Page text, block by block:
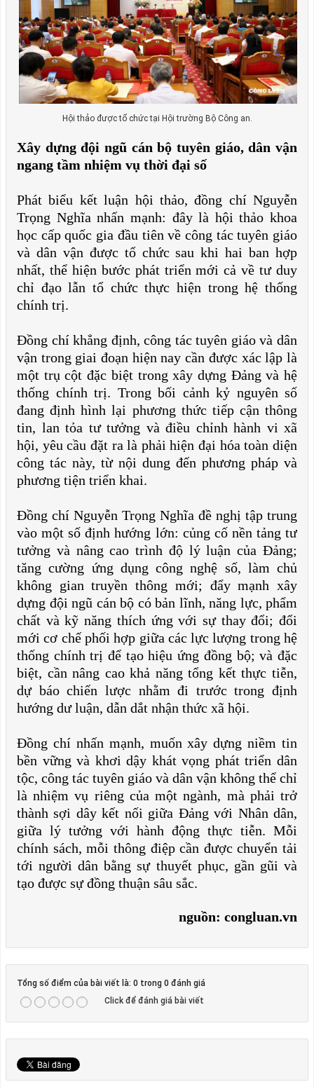
Hội thảo được tổ chức tại Hội trường Bộ Công an.
Xây dựng đội ngũ cán bộ tuyên giáo, dân vận
ngang tầm nhiệm vụ thời đại số
Phát biểu kết luận hội thảo, đồng chí Nguyễn
Trọng Nghĩa nhấn mạnh: đây là hội thảo khoa
học cấp quốc gia đầu tiên về công tác tuyên giáo
và dân vận được tổ chức sau khi hai ban hợp
nhất, thể hiện bước phát triển mới cả về tư duy
chỉ đạo lẫn tổ chức thực hiện trong hệ thống
chính trị.
Đồng chí khẳng định, công tác tuyên giáo và dân
vận trong giai đoạn hiện nay cần được xác lập là
một trụ cột đặc biệt trong xây dựng Đảng và hệ
thống chính trị. Trong bối cảnh kỷ nguyên số
đang định hình lại phương thức tiếp cận thông
tin, lan tỏa tư tưởng và điều chỉnh hành vi xã
hội, yêu cầu đặt ra là phải hiện đại hóa toàn diện
công tác này, từ nội dung đến phương pháp và
phương tiện triển khai.
Đồng chí Nguyễn Trọng Nghĩa đề nghị tập trung
vào một số định hướng lớn: củng cố nền tảng tư
tưởng và nâng cao trình độ lý luận của Đảng;
tăng cường ứng dụng công nghệ số, làm chủ
không gian truyền thông mới; đẩy mạnh xây
dựng đội ngũ cán bộ có bản lĩnh, năng lực, phẩm
chất và kỹ năng thích ứng với sự thay đổi; đổi
mới cơ chế phối hợp giữa các lực lượng trong hệ
thống chính trị để tạo hiệu ứng đồng bộ; và đặc
biệt, cần nâng cao khả năng tổng kết thực tiễn,
dự báo chiến lược nhằm đi trước trong định
hướng dư luận, dẫn dắt nhận thức xã hội.
Đồng chí nhấn mạnh, muốn xây dựng niềm tin
bền vững và khơi dậy khát vọng phát triển dân
tộc, công tác tuyên giáo và dân vận không thể chỉ
là nhiệm vụ riêng của một ngành, mà phải trở
thành sợi dây kết nối giữa Đảng với Nhân dân,
giữa lý tưởng với hành động thực tiễn. Mỗi
chính sách, mỗi thông điệp cần được chuyển tải
tới người dân bằng sự thuyết phục, gần gũi và
tạo được sự đồng thuận sâu sắc.
nguồn: congluan.vn
Tổng số điểm của bài viết là: 0 trong 0 đánh giá
Click để đánh giá bài viết